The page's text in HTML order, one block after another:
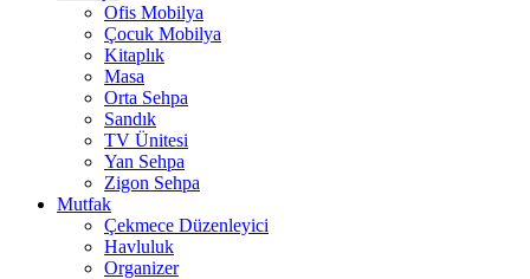
Ofis Mobilya
Çocuk Mobilya
Kitaplık
Masa
Orta Sehpa
Sandık
TV Ünitesi
Yan Sehpa
Zigon Sehpa
Mutfak
Çekmece Düzenleyici
Havluluk
Organizer